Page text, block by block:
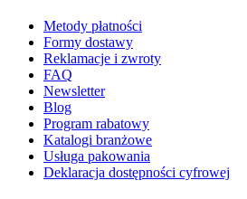
Metody płatności
Formy dostawy
Reklamacje i zwroty
FAQ
Newsletter
Blog
Program rabatowy
Katalogi branżowe
Usługa pakowania
Deklaracja dostępności cyfrowej